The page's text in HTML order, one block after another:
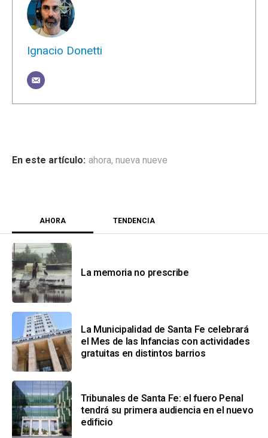
Ignacio Donetti
ahora, nueva nueve
AHORA TENDENCIA
La memoria no prescribe
La Municipalidad de Santa Fe celebrará
el Mes de las Infancias con actividades
gratuitas en distintos barrios
Tribunales de Santa Fe: el fuero Penal
tendrá su primera audiencia en el nuevo
edificio